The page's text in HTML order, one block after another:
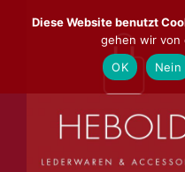
Inhalt
Diese Website benutzt
gehen wir von
OK
Nein